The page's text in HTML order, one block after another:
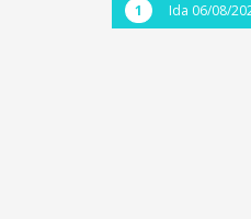
Ida 06/08/